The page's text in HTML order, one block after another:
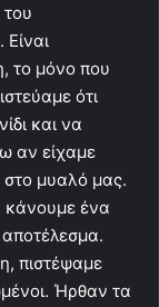
το μόνο που
ότι
και να
αν είχαμε
στο μυαλό μας.
κάνουμε ένα
πιστέψαμε
Ήρθαν τα